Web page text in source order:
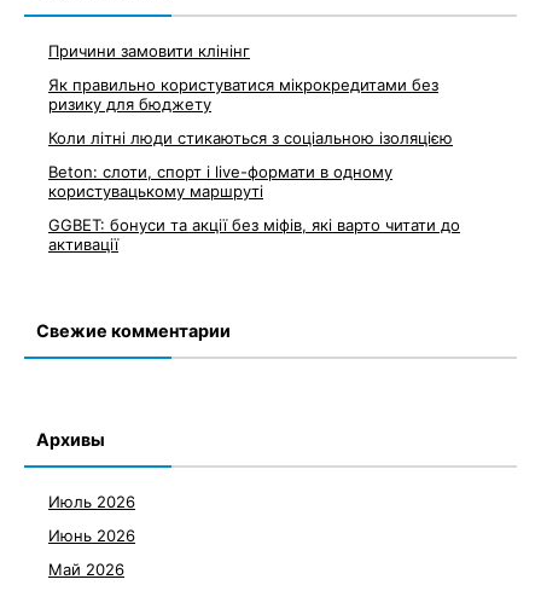
Причини замовити клінінг
Як правильно користуватися мікрокредитами без
ризику для бюджету
Коли літні люди стикаються з соціальною ізоляцією
Beton: слоти, спорт і live-формати в одному
користувацькому маршруті
GGBET: бонуси та акції без міфів, які варто читати до
активації
Свежие комментарии
Архивы
Июль 2026
Июнь 2026
Май 2026